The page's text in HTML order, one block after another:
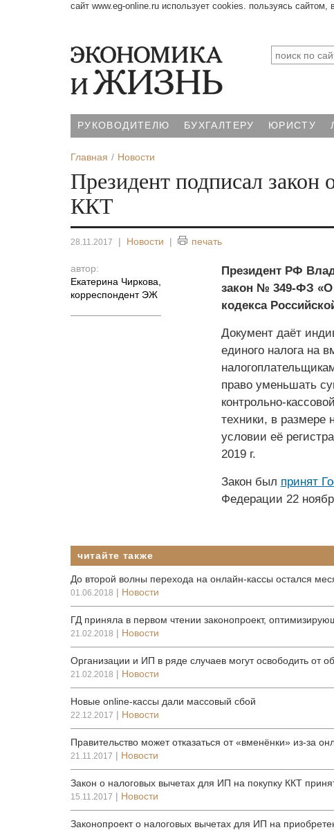
сайт www.eg-online.ru использует cookies. пользуясь сайтом,
РУКОВОДИТЕЛЮ БУХГАЛТЕРУ ЮРИСТУ
Главная Новости
Президент подписал закон
ККТ
28.11.2017 | Новости | печать
автор:
Екатерина Чиркова
корреспондент ЭЖ
Президент РФ
закон № 349-ФЗ «О
кодекса
Документ даёт
единого налога на
право уменьшать
контрольно-
техники, в размере
условии её
2019 г.
Закон был принят
Федерации 22
читайте также
До второй волны перехода на онлайн-кассы остался
01.06.2018 | Новости
ГД приняла в первом чтении законопроект,
21.02.2018 | Новости
Организации и ИП в ряде случаев могут освободить от
21.02.2018 | Новости
Новые online-кассы дали массовый сбой
22.12.2017 | Новости
Правительство может отказаться от «вменёнки» из-за
21.11.2017 | Новости
Закон о налоговых вычетах для ИП на покупку ККТ
15.11.2017 | Новости
Законопроект о налоговых вычетах для ИП на